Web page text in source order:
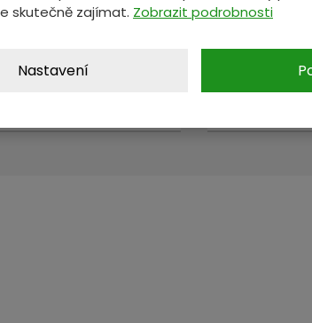
skutečně zajímat. Zobrazit podrobnosti
Nastavení